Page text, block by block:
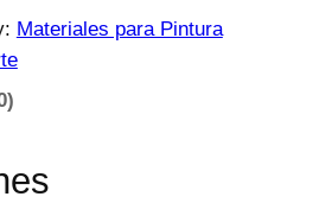
Materiales para Pintura